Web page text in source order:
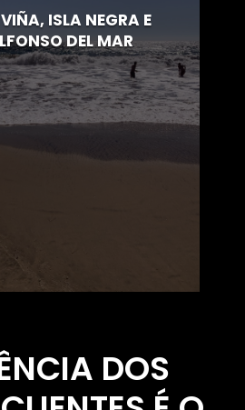
ISLA NEGRA E
DEL MAR
DOS